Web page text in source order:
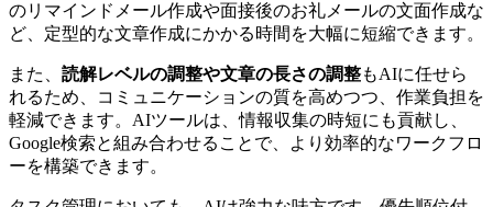
のリマインドメール作成や面接後のお礼メールの文面作成な
ど、定型的な文章作成にかかる時間を大幅に短縮できます。
また、 読解レベルの調整や文章の長さの調整もAIに任せら
れるため、コミュニケーションの質を高めつつ、作業負担を
軽減できます。AIツールは、情報収集の時短にも貢献し、
Google検索と組み合わせることで、より効率的なワークフロ
ーを構築できます。